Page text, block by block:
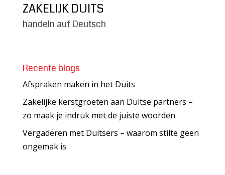
ZAKELIJK DUITS
handeln auf Deutsch
Recente blogs
Afspraken maken in het Duits
Zakelijke kerstgroeten aan Duitse partners –
zo maak je indruk met de juiste woorden
Vergaderen met Duitsers – waarom stilte geen
ongemak is